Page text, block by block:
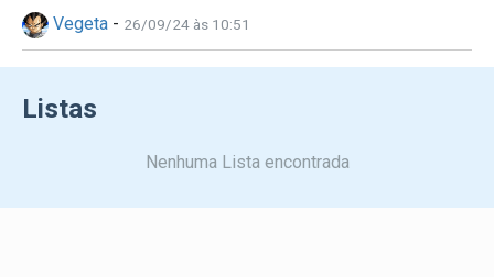
espalhados pelo mundo, cada um repleto de ação em
plataformas.
Vegeta - 26/09/24 às 10:51
Listas
Nenhuma Lista encontrada